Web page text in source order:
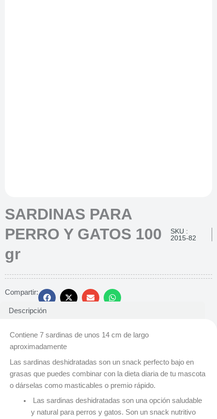
SARDINAS PARA
PERRO Y GATOS 100
gr
SKU :
2015-82
Compartir:
Descripción
Contiene 7 sardinas de unos 14 cm de largo
aproximadamente
Las sardinas deshidratadas son un snack perfecto bajo en
grasas que puedes combinar con la dieta diaria de tu mascota
o dárselas como masticables o premio rápido.
Las sardinas deshidratadas son una opción saludable
y natural para perros y gatos. Son un snack nutritivo